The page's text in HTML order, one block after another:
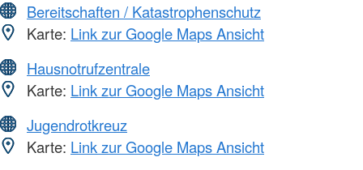
Bereitschaften / Katastrophenschutz
Karte: Link zur Google Maps Ansicht
Hausnotrufzentrale
Karte: Link zur Google Maps Ansicht
Jugendrotkreuz
Karte: Link zur Google Maps Ansicht